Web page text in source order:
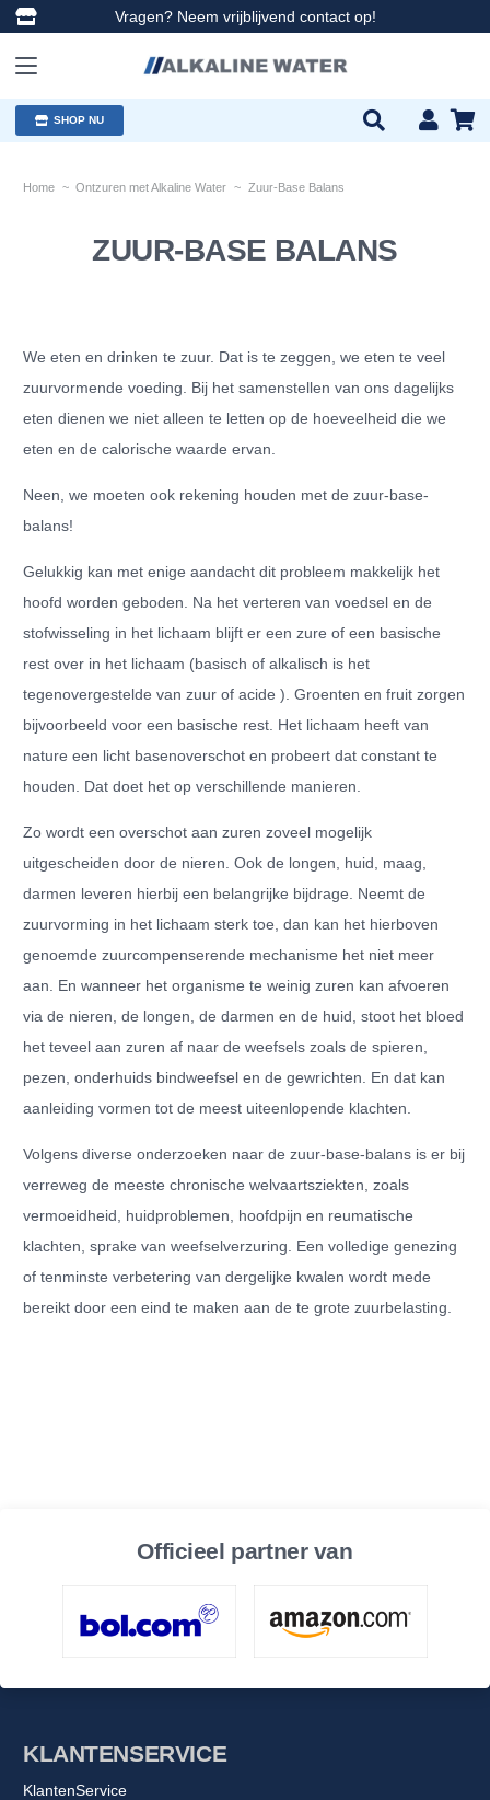
Vragen? Neem vrijblijvend contact op!
SHOP NU
Home ~ Ontzuren met Alkaline Water ~ Zuur-Base Balans
ZUUR-BASE BALANS
We eten en drinken te zuur. Dat is te zeggen, we eten te veel
zuurvormende voeding. Bij het samenstellen van ons dagelijks
eten dienen we niet alleen te letten op de hoeveelheid die we
eten en de calorische waarde ervan.
Neen, we moeten ook rekening houden met de zuur-base-
balans!
Gelukkig kan met enige aandacht dit probleem makkelijk het
hoofd worden geboden. Na het verteren van voedsel en de
stofwisseling in het lichaam blijft er een zure of een basische
rest over in het lichaam (basisch of alkalisch is het
tegenovergestelde van zuur of acide ). Groenten en fruit zorgen
bijvoorbeeld voor een basische rest. Het lichaam heeft van
nature een licht basenoverschot en probeert dat constant te
houden. Dat doet het op verschillende manieren.
Zo wordt een overschot aan zuren zoveel mogelijk
uitgescheiden door de nieren. Ook de longen, huid, maag,
darmen leveren hierbij een belangrijke bijdrage. Neemt de
zuurvorming in het lichaam sterk toe, dan kan het hierboven
genoemde zuurcompenserende mechanisme het niet meer
aan. En wanneer het organisme te weinig zuren kan afvoeren
via de nieren, de longen, de darmen en de huid, stoot het bloed
het teveel aan zuren af naar de weefsels zoals de spieren,
pezen, onderhuids bindweefsel en de gewrichten. En dat kan
aanleiding vormen tot de meest uiteenlopende klachten.
Volgens diverse onderzoeken naar de zuur-base-balans is er bij
verreweg de meeste chronische welvaartsziekten, zoals
vermoeidheid, huidproblemen, hoofdpijn en reumatische
klachten, sprake van weefselverzuring. Een volledige genezing
of tenminste verbetering van dergelijke kwalen wordt mede
bereikt door een eind te maken aan de te grote zuurbelasting.
Officieel partner van
KLANTENSERVICE
KlantenService